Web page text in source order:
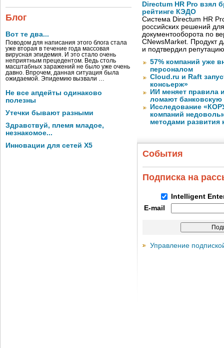
Блог
Вот те два...
Поводом для написания этого блога стала
уже вторая в течение года массовая
вирусная эпидемия. И это стало очень
неприятным прецедентом. Ведь столь
масштабных заражений не было уже очень
давно. Впрочем, данная ситуация была
ожидаемой. Эпидемию вызвали …
Не все апдейты одинаково
полезны
Утечки бывают разными
Здравствуй, племя младое,
незнакомое...
Инновации для сетей X5
Directum HR Pro взял
рейтинге КЭДО
Система Directum HR
российских решений
документооборота по
CNewsMarket. Продукт
и подтвердил
57% компаний уже
персоналом
Cloud.ru и Raft
консьерж»
ИИ меняет правила
ломают
Исследование
компаний
методами развития
События
Подписка на
Intelligent
E-mail
Управление